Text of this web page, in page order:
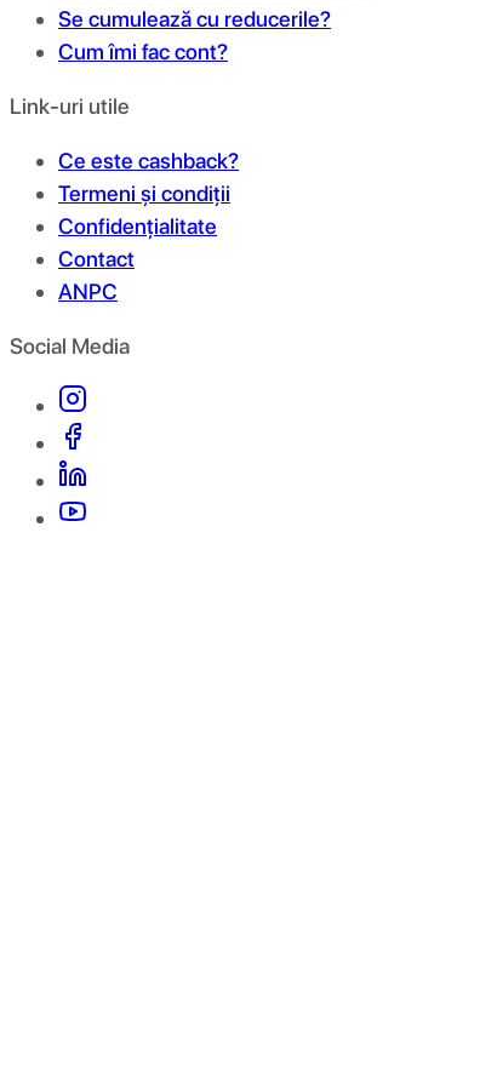
Se cumulează cu reducerile?
Cum îmi fac cont?
Link-uri utile
Ce este cashback?
Termeni și condiții
Confidențialitate
Contact
ANPC
Social Media